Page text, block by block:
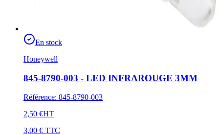
En stock
Honeywell
845-8790-003 - LED INFRAROUGE 3MM
Référence: 845-8790-003
2,50 €HT
3,00 € TTC